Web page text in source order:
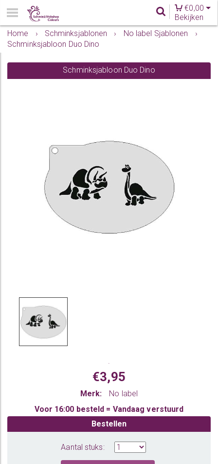
€0,00
Bekijken
Home
› Schminksjablonen › No label Sjablonen
›
Schminksjabloon Duo Dino
Schminksjabloon Duo Dino
.
€3,95
Merk:
No label
Voor 16:00 besteld = Vandaag verstuurd
Bestellen
Aantal stuks: